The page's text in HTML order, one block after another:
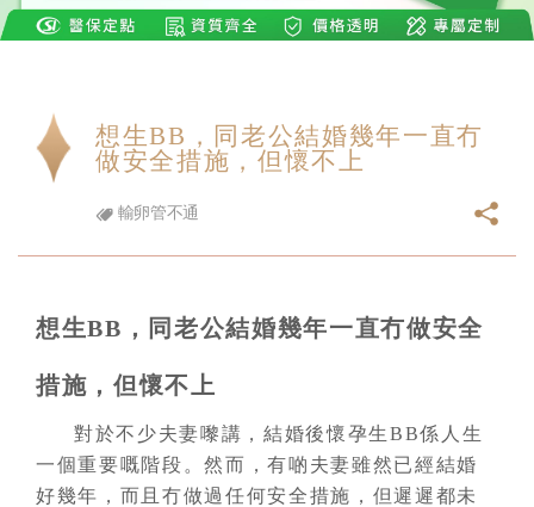
想生BB，同老公結婚幾年一直冇
做安全措施，但懷不上
輸卵管不通
想生BB，同老公結婚幾年一直冇做安全
措施，但懷不上
對於不少夫妻嚟講，結婚後懷孕生BB係人生
一個重要嘅階段。然而，有啲夫妻雖然已經結婚
好幾年，而且冇做過任何安全措施，但遲遲都未